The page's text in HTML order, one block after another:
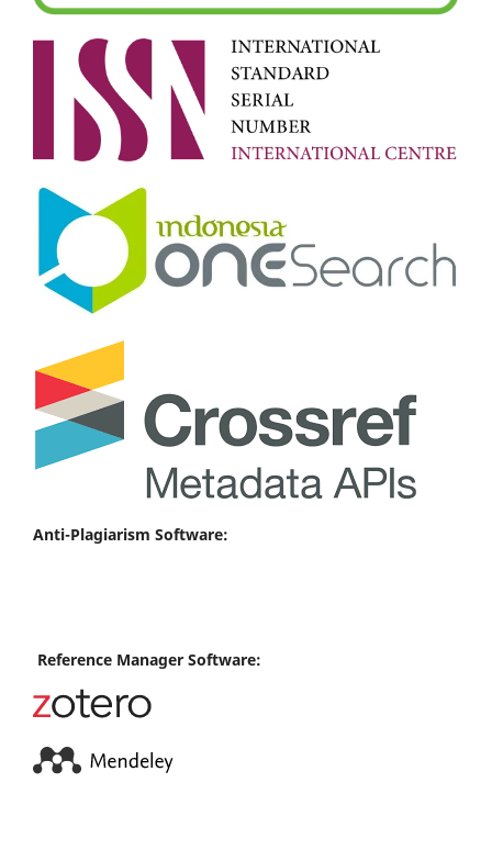
Anti-Plagiarism Software:
Reference Manager Software: